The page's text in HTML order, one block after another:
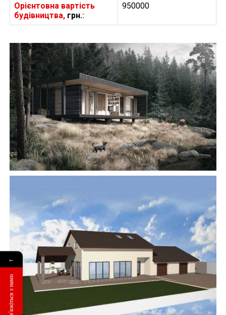
Орієнтовна вартість
будівництва, грн.:
950000
БУДІВНИЦТВО БУДИНКІВ
З
АББ”ТВІЙ ПРОЕКТ”
Замовити будівництво
←
Зв'яжіться з нами